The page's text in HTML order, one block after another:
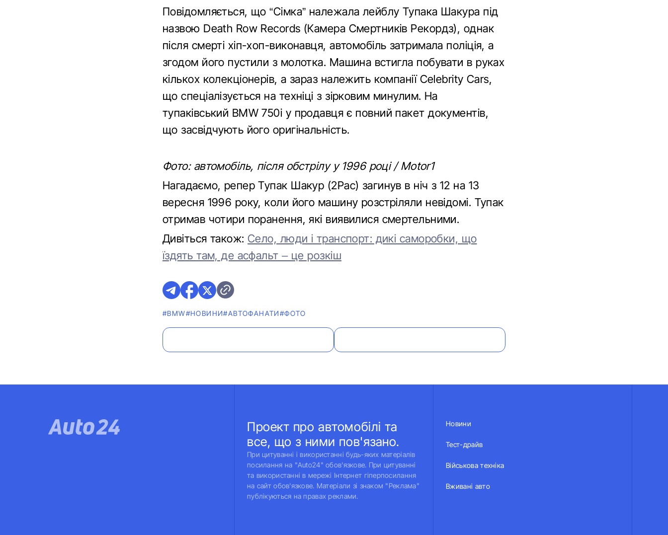
Повідомляється, що “Сімка” належала лейблу Тупака Шакура під
назвою Death Row Records (Камера Смертників Рекордз), однак
після смерті хіп-хоп-виконавця, автомобіль затримала поліція, а
згодом його пустили з молотка. Машина встигла побувати в руках
кількох колекціонерів, а зараз належить компанії Celebrity Cars,
що спеціалізується на техніці з зірковим минулим. На
тупаківський BMW 750i у продавця є повний пакет документів,
що засвідчують його оригінальність.
Фото: автомобіль, після обстрілу у 1996 році / Motor1
Нагадаємо, репер Тупак Шакур (2Pac) загинув в ніч з 12 на 13
вересня 1996 року, коли його машину розстріляли невідомі. Тупак
отримав чотири поранення, які виявилися смертельними.
Дивіться також:Село, люди і транспорт: дикі саморобки, що
їздять там, де асфальт – це розкіш
#BMW#НОВИНИ#АВТОФАНАТИ#ФОТО
Проект про автомобілі та
все, що з ними пов'язано.
При цитуванні і використанні будь-яких матеріалів
посилання на "Auto24" обов'язкове. При цитуванні
та використанні в мережі Інтернет гіперпосилання
на сайт обов'язкове. Матеріали зі знаком "Реклама"
публікуються на правах реклами.
Новини
Тест-драйв
Військова техніка
Вживані авто